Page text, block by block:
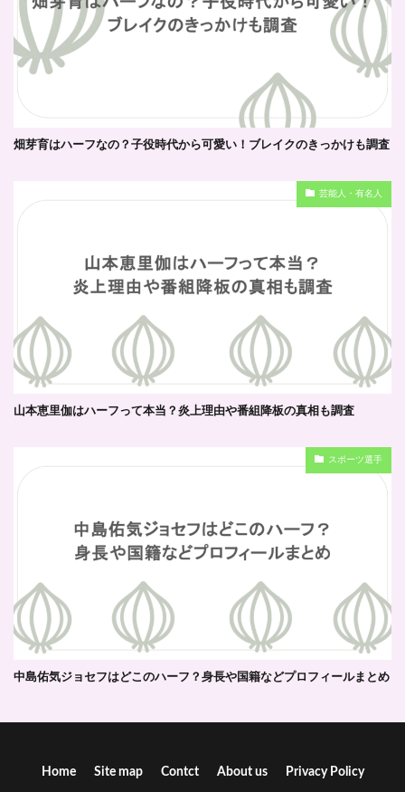
畑芽育はハーフなの？子役時代から可愛い！ブレイクのきっかけも調査
芸能人・有名人
山本恵里伽はハーフって本当？炎上理由や番組降板の真相も調査
スポーツ選手
中島佑気ジョセフはどこのハーフ？身長や国籍などプロフィールまとめ
Home Site map Contct About us Privacy Policy